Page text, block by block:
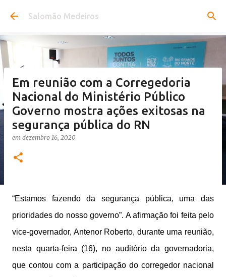
Pular para o conteúdo principal
Salomão Medeiros
Em reunião com a Corregedoria
Nacional do Ministério Público
Governo mostra ações exitosas na
segurança pública do RN
em dezembro 16, 2020
“Estamos fazendo da segurança pública, uma das
prioridades do nosso governo”. A afirmação foi feita pelo
vice-governador, Antenor Roberto, durante uma reunião,
nesta quarta-feira (16), no auditório da governadoria,
que contou com a participação do corregedor nacional